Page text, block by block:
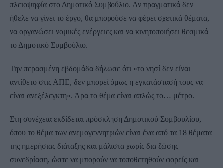
πλειοψηφία στο Δημοτικό Συμβούλιο. Αν πραγματικά δεν
ήθελε να γίνει το έργο, θα μπορούσε να φέρει σχετικά θέματα,
να οργανώσει νομικές ενέργειες και να κινητοποιήσει θεσμικά
το Δημοτικό Συμβούλιο.
Την περασμένη εβδομάδα δήλωσε ότι «το νησί δεν είναι
αντίθετο στις ΑΠΕ, δεν μπορεί όμως η εγκατάστασή τους να
είναι ανεξέλεγκτη». Άρα το θέμα είναι απλώς το… μέτρο.
Στη συνέχεια εκδίδεται πρόσκληση Δημοτικού Συμβουλίου,
όπου το θέμα των ανεμογεννητριών είναι ένα από τα 18 θέματα
της ημερήσιας διάταξης και μάλιστα χωρίς δια ζώσης
συνεδρίαση, ώστε να μπορούν να τοποθετηθούν φορείς και